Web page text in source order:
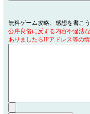
無料ゲーム攻略、感想を書こ
公序良俗に反する内容や違法
ありましたらIPアドレス等の